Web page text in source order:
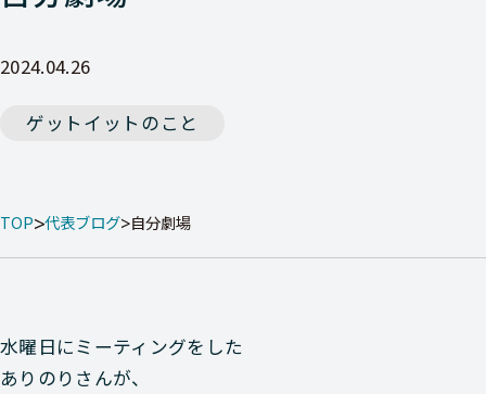
2024.04.26
ゲットイットのこと
TOP 代表ブログ 自分劇場
水曜日にミーティングをした
ありのりさんが、